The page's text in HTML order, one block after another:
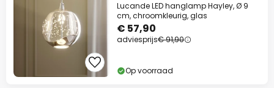
Lucande LED hanglamp Hayley, Ø 9
cm, chroomkleurig, glas
€ 57,90
adviesprijs€ 91,90
Op voorraad